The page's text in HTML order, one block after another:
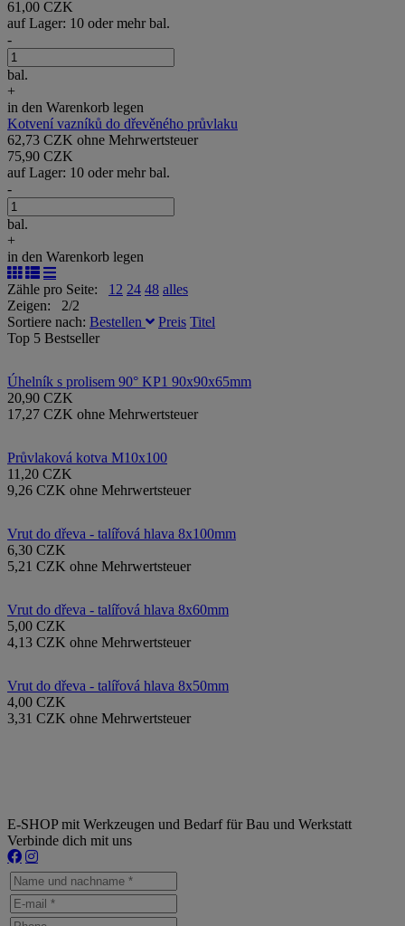
61,00 CZK
auf Lager: 10 oder mehr bal.
-
bal.
+
in den Warenkorb legen
Kotvení vazníků do dřevěného průvlaku
62,73 CZK ohne Mehrwertsteuer
75,90 CZK
auf Lager: 10 oder mehr bal.
-
bal.
+
in den Warenkorb legen
Zähle pro Seite: 12 24 48 alles
Zeigen: 2/2
Sortiere nach: Bestellen Preis Titel
Top 5 Bestseller
Úhelník s prolisem 90° KP1 90x90x65mm
20,90 CZK
17,27 CZK ohne Mehrwertsteuer
Průvlaková kotva M10x100
11,20 CZK
9,26 CZK ohne Mehrwertsteuer
Vrut do dřeva - talířová hlava 8x100mm
6,30 CZK
5,21 CZK ohne Mehrwertsteuer
Vrut do dřeva - talířová hlava 8x60mm
5,00 CZK
4,13 CZK ohne Mehrwertsteuer
Vrut do dřeva - talířová hlava 8x50mm
4,00 CZK
3,31 CZK ohne Mehrwertsteuer
E-SHOP mit Werkzeugen und Bedarf für Bau und Werkstatt
Verbinde dich mit uns